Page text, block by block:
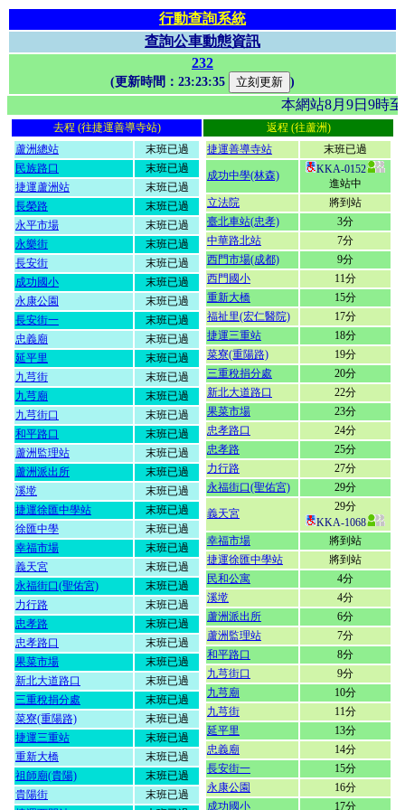
行動查詢系統
查詢公車動態資訊
232
(更新時間： 23:23:35 )
本網站8月9日9
去程 (往捷運善導寺站)
返程 (往蘆洲)
蘆洲總站
末班已過
民族路口
末班已過
捷運蘆洲站
末班已過
長榮路
末班已過
永平市場
末班已過
永樂街
末班已過
長安街
末班已過
成功國小
末班已過
永康公園
末班已過
長安街一
末班已過
忠義廟
末班已過
延平里
末班已過
九芎街
末班已過
九芎廟
末班已過
九芎街口
末班已過
和平路口
末班已過
蘆洲監理站
末班已過
蘆洲派出所
末班已過
溪墘
末班已過
捷運徐匯中學站
末班已過
徐匯中學
末班已過
幸福市場
末班已過
義天宮
末班已過
永福街口(聖佑宮)
末班已過
力行路
末班已過
忠孝路
末班已過
忠孝路口
末班已過
果菜市場
末班已過
新北大道路口
末班已過
三重稅捐分處
末班已過
菜寮(重陽路)
末班已過
捷運三重站
末班已過
重新大橋
末班已過
祖師廟(貴陽)
末班已過
貴陽街
末班已過
捷運善導寺站 末班已過
成功中學(林森)
KKA-0152
進站中
立法院
將到站
臺北車站(忠孝)
3分
中華路北站
7分
西門市場(成都)
9分
西門國小
11分
重新大橋
15分
福祉里(宏仁醫院)
17分
捷運三重站
18分
菜寮(重陽路)
19分
三重稅捐分處
20分
新北大道路口
22分
果菜市場
23分
忠孝路口
24分
忠孝路
25分
力行路
27分
永福街口(聖佑宮)
29分
義天宮
29分
KKA-1068
幸福市場
將到站
捷運徐匯中學站
將到站
民和公寓
4分
溪墘
4分
蘆洲派出所
6分
蘆洲監理站
7分
和平路口
8分
九芎街口
9分
九芎廟
10分
九芎街
11分
延平里
13分
忠義廟
14分
長安街一
15分
永康公園
16分
成功國小
17分